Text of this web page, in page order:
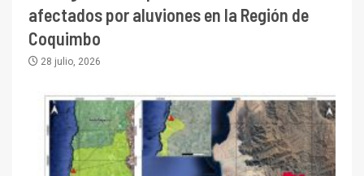
afectados por aluviones en la Región de
Coquimbo
28 julio, 2026